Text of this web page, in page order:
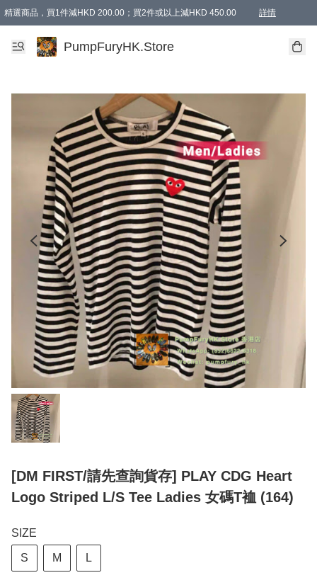
精選商品，買1件減HKD 200.00；買2件或以上減HKD 450.00 詳情
AAPE商品,會員專享9折或以上（按會員等級）AAPE products, members can
精選商品，任選買2件或以上減HKD 100.00
購物滿 HKD 800.00即享免運費優惠！（適用於 特定的送貨方式 )
PumpFuryHK.Store
[DM FIRST/請先查詢貨存] PLAY CDG Heart
Logo Striped L/S Tee Ladies 女碼T裇 (164)
SIZE
S M L